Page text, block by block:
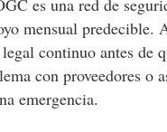
es una red de
mensual predecible.
continuo antes de
con proveedores o
emergencia.